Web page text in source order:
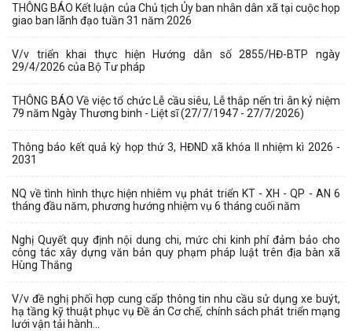
THÔNG BÁO Kết luận của Chủ tịch Ủy ban nhân dân xã tại cuộc họp
giao ban lãnh đạo tuần 31 năm 2026
V/v triển khai thực hiện Hướng dẫn số 2855/HĐ-BTP ngày
29/4/2026 của Bộ Tư pháp
THÔNG BÁO Về việc tổ chức Lễ cầu siêu, Lễ thắp nến tri ân kỷ niệm
79 năm Ngày Thương binh - Liệt sĩ (27/7/1947 - 27/7/2026)
Thông báo kết quả kỳ họp thứ 3, HĐND xã khóa II nhiệm kì 2026 -
2031
NQ về tình hình thực hiện nhiêm vụ phát triển KT - XH - QP - AN 6
tháng đầu năm, phương hướng nhiệm vụ 6 tháng cuối năm
Nghị Quyết quy định nội dung chi, mức chi kinh phí đảm bảo cho
công tác xây dựng văn bản quy phạm pháp luật trên địa bàn xã
Hùng Thắng
V/v đề nghị phối hợp cung cấp thông tin nhu cầu sử dụng xe buýt,
hạ tầng kỹ thuật phục vụ Đề án Cơ chế, chính sách phát triển mạng
lưới vận tải hành...